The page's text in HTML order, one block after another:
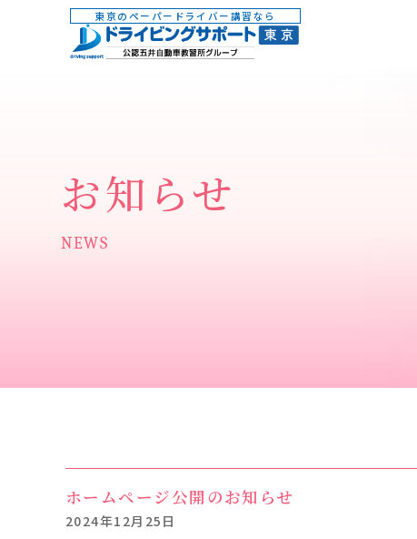
東京のペーパードライバー講習なら
お知らせ
NEWS
ホームページ公開のお知らせ
2024年12月25日